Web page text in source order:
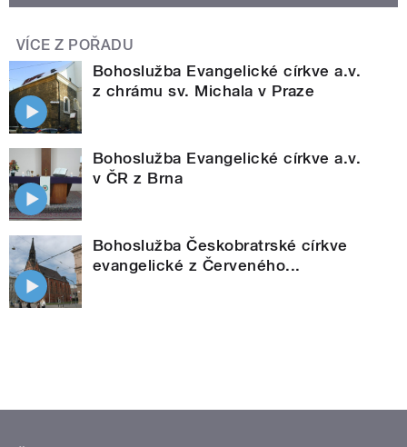
VÍCE Z POŘADU
Bohoslužba Evangelické církve a.v.
z chrámu sv. Michala v Praze
Bohoslužba Evangelické církve a.v.
v ČR z Brna
Bohoslužba Českobratrské církve
evangelické z Červeného...